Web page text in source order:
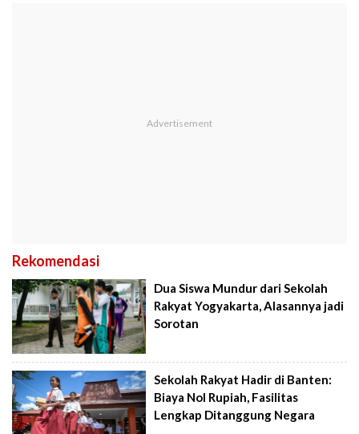
Rekomendasi
Dua Siswa Mundur dari Sekolah
Rakyat Yogyakarta, Alasannya jadi
Sorotan
Sekolah Rakyat Hadir di Banten:
Biaya Nol Rupiah, Fasilitas
Lengkap Ditanggung Negara